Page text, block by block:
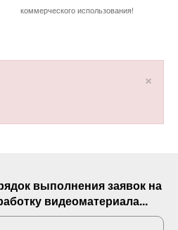
коммерческого использования!
×
выполнениязаявок на
видеоматериала...